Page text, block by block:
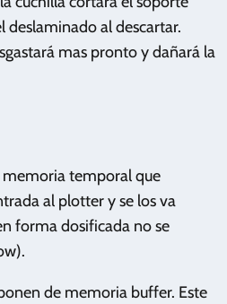
al descartar.
mas pronto y dañará la
temporal que
al plotter y se los va
forma dosificada no se
de memoria buffer. Este